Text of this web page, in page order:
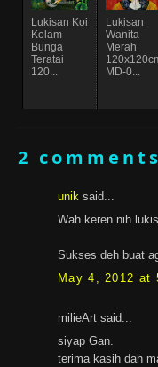
Lukisan Koi
Kolam
Bunga
Teratai
120...
Lukisan
Wanita
Merah
MD-0...
2
unik said...
Wah keren nih
Sukses deh buat
May 4, 2012 at
milieArt said...
siyap Gan.
terima kasih dah